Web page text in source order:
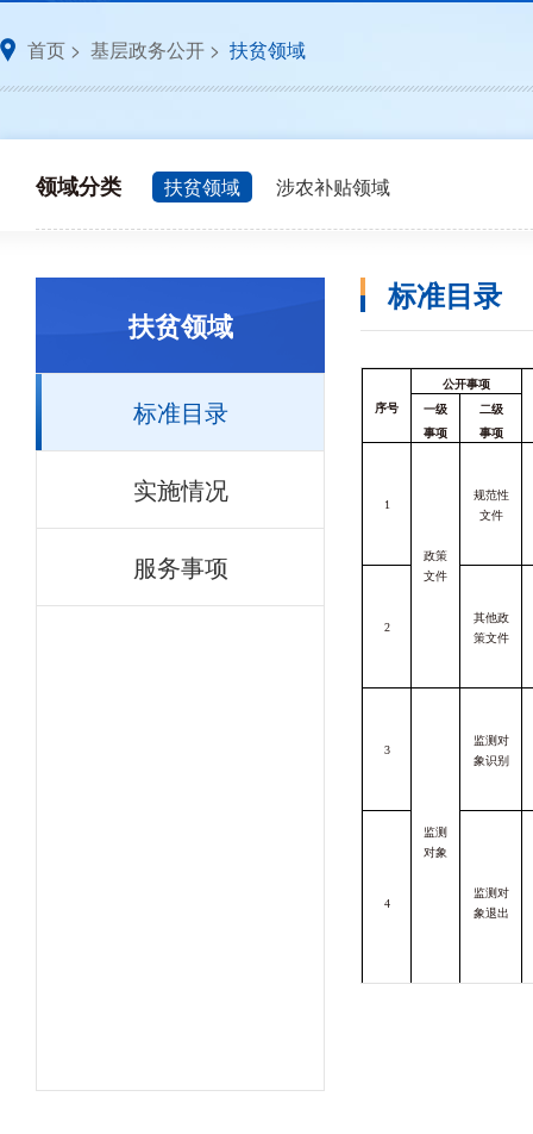
首页 > 基层政务公开 > 扶贫领域
领域分类 扶贫领域 涉农补贴领域
扶贫领域
标准目录
实施情况
服务事项
标准目录
序号
公开事项
一级
事项
二级
事项
1
政策
文件
规范性
文件
2
其他政
策文件
3
监测
对象
监测对
象识别
4
监测对
象退出